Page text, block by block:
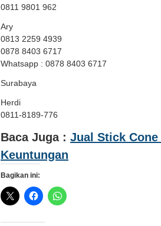
0811 9801 962
Ary
0813 2259 4939
0878 8403 6717
Whatsapp : 0878 8403 6717
Surabaya
Herdi
0811-8189-776
Baca Juga : Jual Stick
Keuntungan
Bagikan ini: